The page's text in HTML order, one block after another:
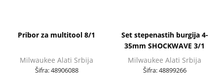
Pribor za multitool 8/1
Milwaukee Alati Srbija
Šifra:48906088
Set stepenastih burgija 4-
35mm SHOCKWAVE 3/1
Milwaukee Alati Srbija
Šifra:48899266